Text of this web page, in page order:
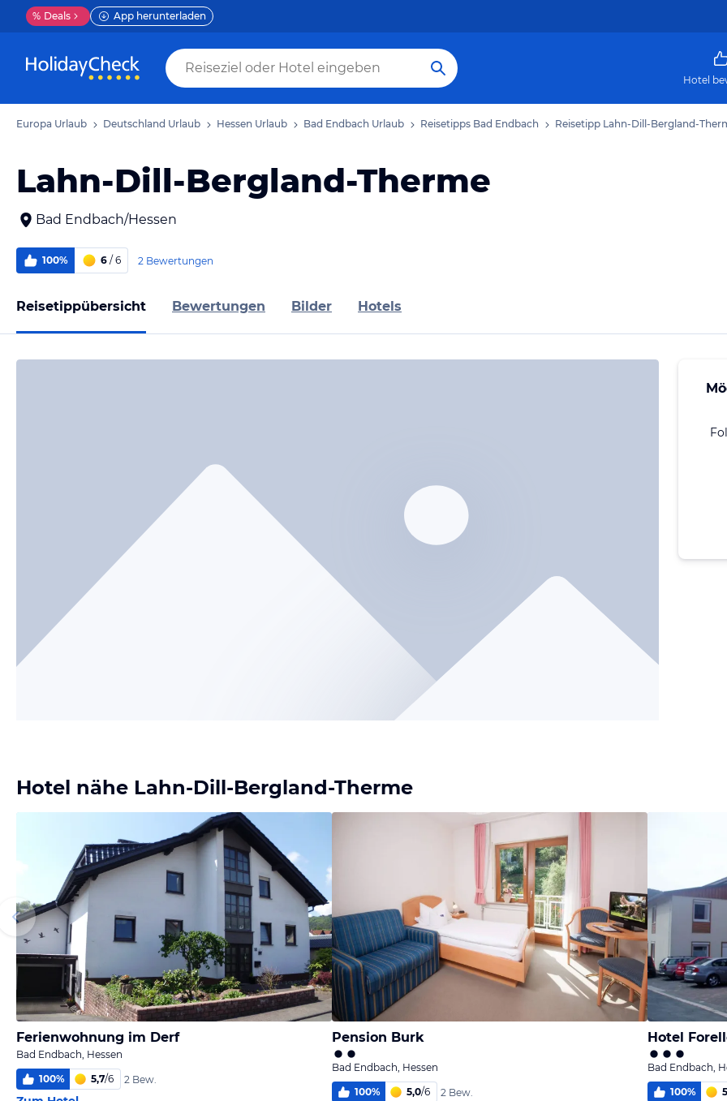
% Deals App herunterladen
Hotel
Europa Urlaub Deutschland Urlaub Hessen Urlaub Bad Endbach Urlaub Reisetipps Bad Endbach Reisetipp Lahn-Dill-Bergland-
Lahn-Dill-Bergland-Therme
Bad Endbach/Hessen
100% 6 / 6 2 Bewertungen
Reisetippübersicht Bewertungen Bilder Hotels
Hotel nähe Lahn-Dill-Bergland-Therme
Ferienwohnung im Derf
Bad Endbach, Hessen
100% 5,7/6 2 Bew.
Pension Burk
Bad Endbach, Hessen
100% 5,0/6 2 Bew.
Hotel
Bad Endbach,
100%